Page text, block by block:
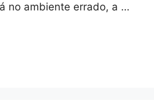
no ambiente errado, a …